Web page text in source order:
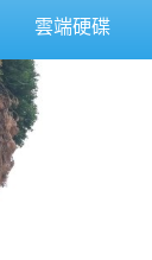
雲端硬碟